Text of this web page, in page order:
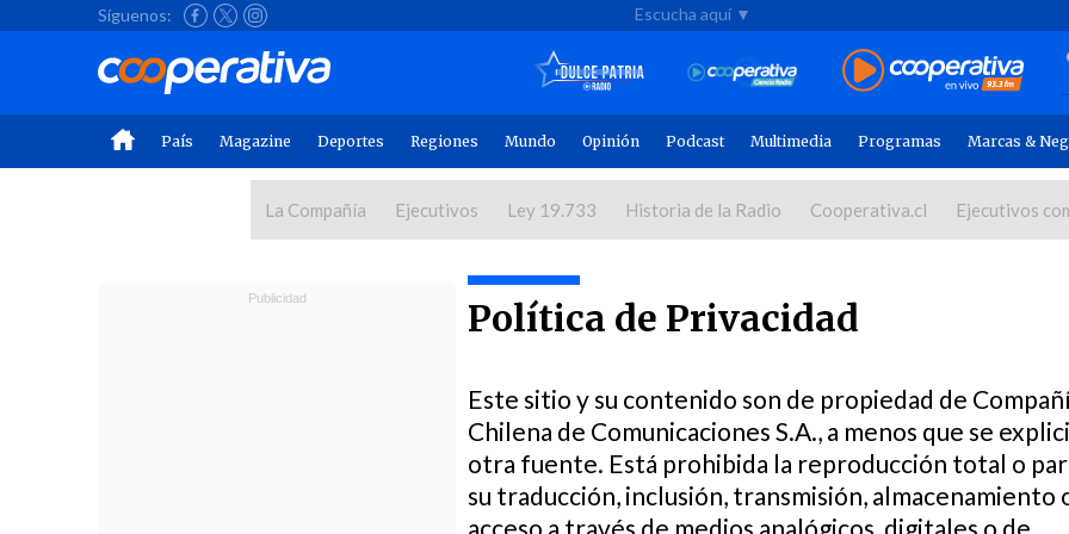
Síguenos: Escucha aquí ▼
País Magazine Deportes Regiones Mundo Opinión Podcast Multimedia Programas Marcas &
La Compañía Ejecutivos Ley 19.733 Historia de la Radio Cooperativa.cl Ejecutivos
Política de Privacidad
Este sitio y su contenido son de propiedad de
Chilena de Comunicaciones S.A., a menos que se
otra fuente. Está prohibida la reproducción total o
su traducción, inclusión, transmisión, almacenamiento
acceso a través de medios analógicos, digitales o de